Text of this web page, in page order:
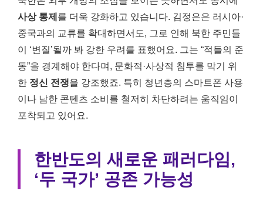
사상 통제 를 더욱 강화하고 있습니다. 김정은은 러시아·
중국과의 교류를 확대하면서도, 그로 인해 북한 주민들
이 ‘변질’될까 봐 강한 우려를 표했어요. 그는 “적들의 준
동”을 경계해야 한다며, 문화적·사상적 침투를 막기 위
한 정신 전쟁을 강조했죠. 특히 청년층의 스마트폰 사용
이나 남한 콘텐츠 소비를 철저히 차단하려는 움직임이
포착되고 있어요.
한반도의 새로운 패러다임,
‘두 국가’ 공존 가능성